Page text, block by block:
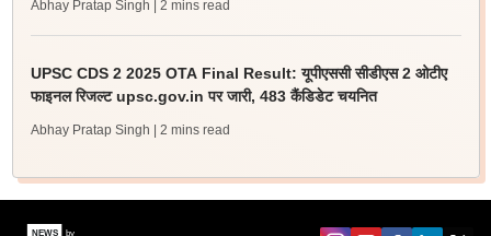
Abhay Pratap Singh | 2 mins read
UPSC CDS 2 2025 OTA Final Result: यूपीएससी सीडीएस 2 ओटीए
फाइनल रिजल्ट upsc.gov.in पर जारी, 483 कैंडिडेट चयनित
Abhay Pratap Singh | 2 mins read